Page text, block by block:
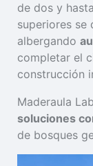
de dos y
superiores se
albergando
completar el
construcción
Maderaula
soluciones
de bosques